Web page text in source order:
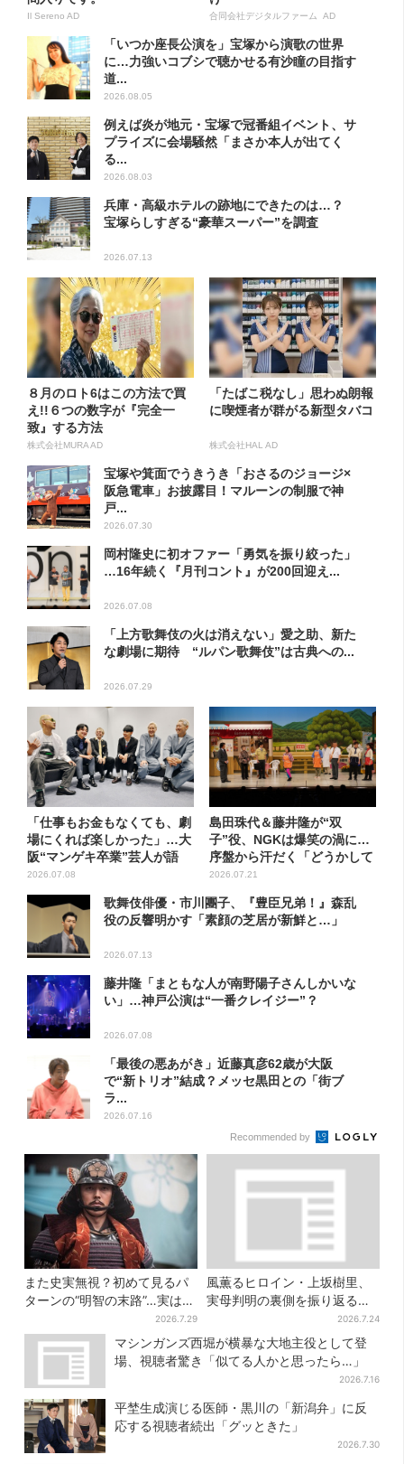
Il Sereno AD 合同会社デジタルファーム AD
「いつか座長公演を」宝塚から演歌の世界
に…力強いコブシで聴かせる有沙瞳の目指す
道...
2026.08.05
例えば炎が地元・宝塚で冠番組イベント、サ
プライズに会場騒然「まさか本人が出てく
る...
2026.08.03
兵庫・高級ホテルの跡地にできたのは…？
宝塚らしすぎる“豪華スーパー”を調査
2026.07.13
８月のロト6はこの方法で買
え!!６つの数字が『完全一
致』する方法
株式会社MURA AD
「たばこ税なし」思わぬ朗報
に喫煙者が群がる新型タバコ
株式会社HAL AD
宝塚や箕面でうきうき「おさるのジョージ×
阪急電車」お披露目！マルーンの制服で神
戸...
2026.07.30
岡村隆史に初オファー「勇気を振り絞った」
…16年続く『月刊コント』が200回迎え...
2026.07.08
「上方歌舞伎の火は消えない」愛之助、新た
な劇場に期待 “ルパン歌舞伎”は古典への...
2026.07.29
「仕事もお金もなくても、劇
場にくれば楽しかった」…大
阪“マンゲキ卒業”芸人が語
る...
2026.07.08
島田珠代＆藤井隆が“双
子”役、NGKは爆笑の渦に…
序盤から汗だく「どうかして
まし...
2026.07.21
歌舞伎俳優・市川團子、『豊臣兄弟！』森乱
役の反響明かす「素顔の芝居が新鮮と…」
2026.07.13
藤井隆「まともな人が南野陽子さんしかいな
い」…神戸公演は“一番クレイジー”？
2026.07.08
「最後の悪あがき」近藤真彦62歳が大阪
で“新トリオ”結成？メッセ黒田との「街ブ
ラ...
2026.07.16
Recommended by
また史実無視？初めて見るパ
ターンの“明智の末路”…実は、
ありえなくもない！？【豊臣
兄弟】
2026.7.29
風薫るヒロイン・上坂樹里、
実母判明の裏側を振り返る
「どういうこと？って」2026.7.24
マシンガンズ西堀が横暴な大地主役として登
場、視聴者驚き「似てる人かと思ったら…」
2026.7.16
平埜生成演じる医師・黒川の「新潟弁」に反
応する視聴者続出「グッときた」
2026.7.30